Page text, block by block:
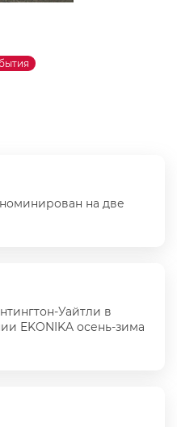
на две
Уайтли в
EKONIKA осень-зима